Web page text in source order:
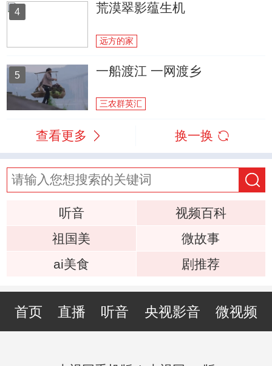
4 荒漠翠影蕴生机
远方的家
5 一船渡江 一网渡乡
三农群英汇
查看更多 换一换
听音
视频百科
祖国美
微故事
ai美食
剧推荐
首页 直播 听音 央视影音 微视频